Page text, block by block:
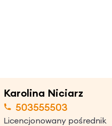
Karolina Niciarz
503555503
Licencjonowany pośrednik